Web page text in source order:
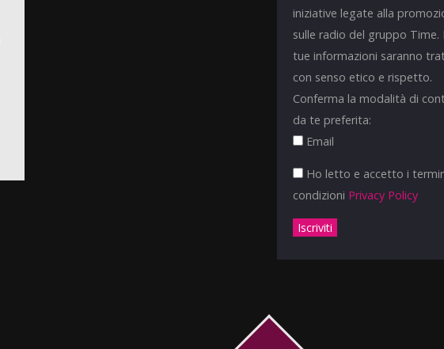
iniziative legate alla
sulle radio del gruppo Time.
tue informazioni saranno
con senso etico e rispetto.
Conferma la modalità di
da te preferita:
Email
Ho letto e accetto i
condizioni Privacy Policy